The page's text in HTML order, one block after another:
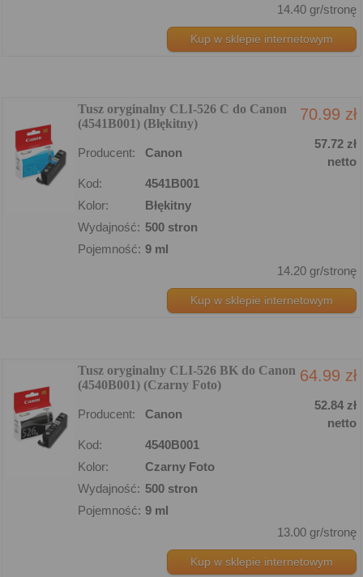
14.40 gr/stronę
Kup w sklepie internetowym
Tusz oryginalny CLI-526 C do Canon
(4541B001) (Błękitny)
70.99 zł
Producent: Canon
57.72 zł
netto
Kod:
4541B001
Kolor:
Błękitny
Wydajność: 500 stron
Pojemność: 9 ml
14.20 gr/stronę
Kup w sklepie internetowym
Tusz oryginalny CLI-526 BK do Canon
(4540B001) (Czarny Foto)
64.99 zł
Producent: Canon
52.84 zł
netto
Kod:
4540B001
Kolor:
Czarny Foto
Wydajność: 500 stron
Pojemność: 9 ml
13.00 gr/stronę
Kup w sklepie internetowym